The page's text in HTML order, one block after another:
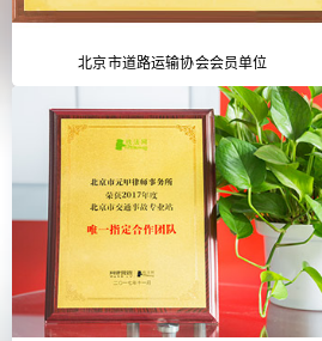
北京市道路运输协会会员单位